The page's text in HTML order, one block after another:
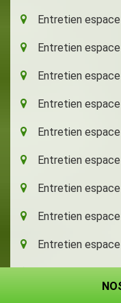
Entretien
Entretien
Entretien
Entretien
Entretien
Entretien
Entretien
Entretien
Entretien